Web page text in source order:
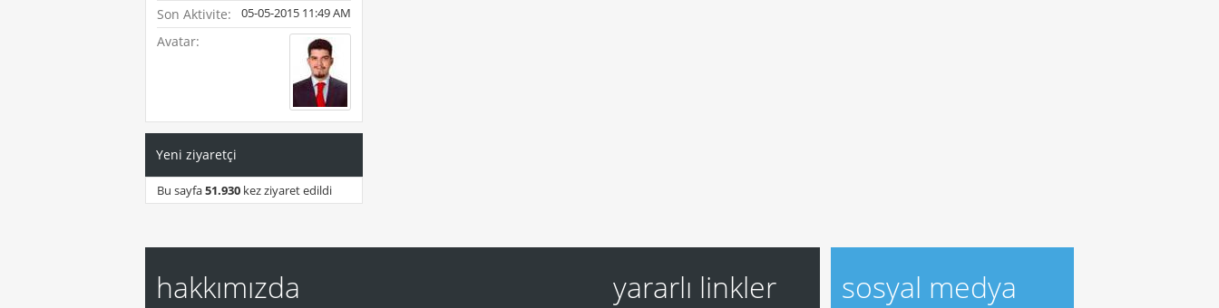
Son Aktivite 05-05-2015 11:49 AM
Avatar
Yeni ziyaretçi
Bu sayfa51.930 kez ziyaret edildi
hakkımızda yararlı linkler
sosyal medya